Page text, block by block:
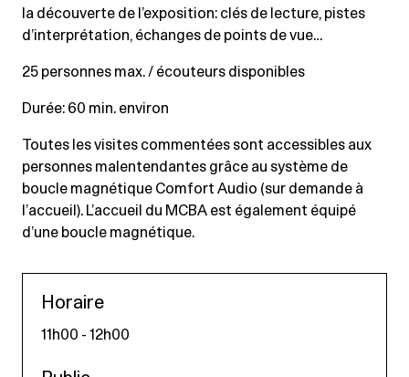
la découverte de l’exposition: clés de lecture, pistes
d’interprétation, échanges de points de vue…
25 personnes max. / écouteurs disponibles
Durée: 60 min. environ
Toutes les visites commentées sont accessibles aux
personnes malentendantes grâce au système de
boucle magnétique Comfort Audio (sur demande à
l’accueil). L’accueil du MCBA est également équipé
d’une boucle magnétique.
Horaire
11h00 - 12h00